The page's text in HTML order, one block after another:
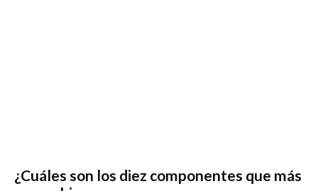
¿Cuáles son los diez componentes que más